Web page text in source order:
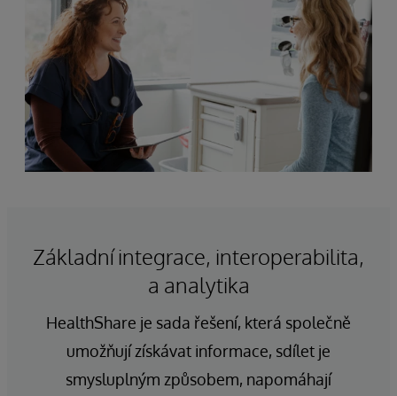
Základní integrace, interoperabilita,
a analytika
HealthShare je sada řešení, která společně
umožňují získávat informace, sdílet je
smysluplným způsobem, napomáhají